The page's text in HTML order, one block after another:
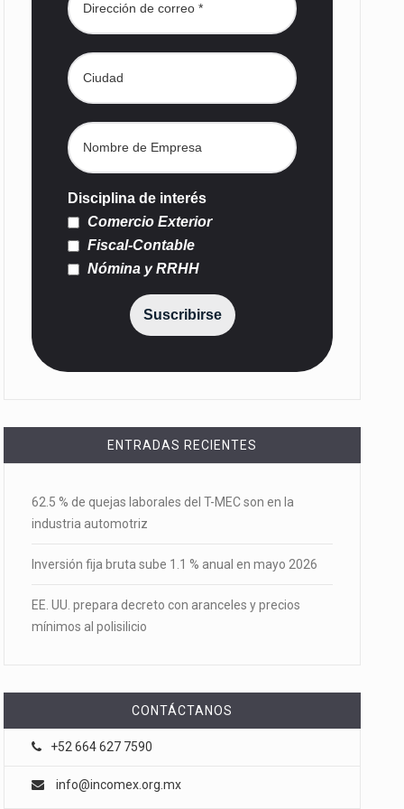
Disciplina de interés
Comercio Exterior
Fiscal-Contable
Nómina y RRHH
Suscribirse
ENTRADAS RECIENTES
62.5 % de quejas laborales del T-MEC son en la
industria automotriz
Inversión fija bruta sube 1.1 % anual en mayo 2026
EE. UU. prepara decreto con aranceles y precios
mínimos al polisilicio
CONTÁCTANOS
+52 664 627 7590
info@incomex.org.mx